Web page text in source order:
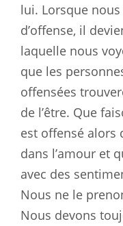
lui. Lorsque
d’offense, il
laquelle nous
que les
offensées
de l’être. Que
est offensé alors
dans l’amour et
avec des
Nous ne le
Nous devons